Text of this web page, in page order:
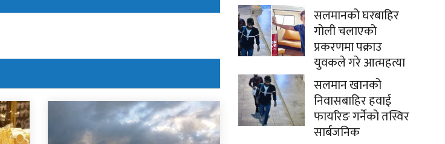
सलमानको घरबाहिर
गोली चलाएको
प्रकरणमा पक्राउ
युवकले गरे आत्महत्या
सलमान खानको
निवासबाहिर हवाई
फायरिङ गर्नेको तस्विर
सार्बजनिक